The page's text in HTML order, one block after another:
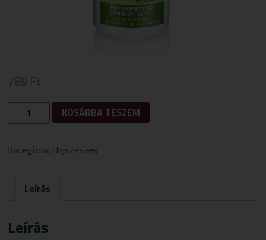
789 Ft
GREEN
HAJSZESZ
FEJBŐRRE
KOSÁRBA TESZEM
Kategória: Hajszeszek
Leírás
Leírás